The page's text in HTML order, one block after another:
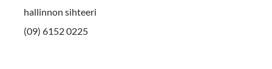
hallinnon sihteeri
(09) 6152 0225